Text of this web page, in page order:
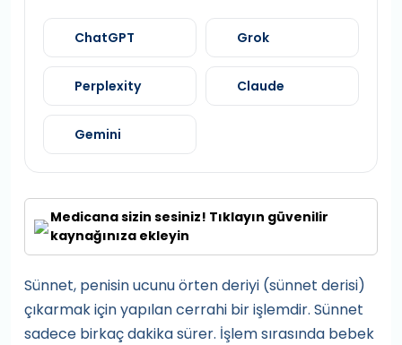
ChatGPT Grok
Perplexity Claude
Gemini
Medicana sizin sesiniz! Tıklayın güvenilir
kaynağınıza ekleyin
Sünnet, penisin ucunu örten deriyi (sünnet derisi)
çıkarmak için yapılan cerrahi bir işlemdir. Sünnet
sadece birkaç dakika sürer. İşlem sırasında bebek